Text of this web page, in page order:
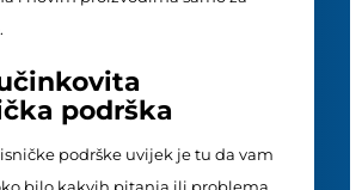
podrška
podrške uvijek je tu da vam